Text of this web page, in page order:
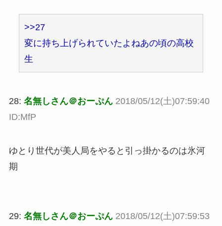
>>27
変に持ち上げられていたよねあの頃の高校
生
28: 名無しさん＠おーぷん 2018/05/12(土)07:59:40
ID:MfP
ゆとり世代が美人局をやると引っ掛かるのは氷河
期
29: 名無しさん＠おーぷん 2018/05/12(土)07:59:53